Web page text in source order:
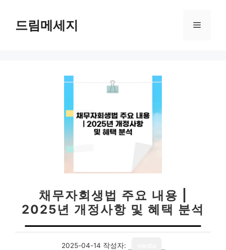
드림메세지 메
채무자회생법 주요 내용 |
2025년 개정사항 및 혜택 분석
2025-04-14 작성자: